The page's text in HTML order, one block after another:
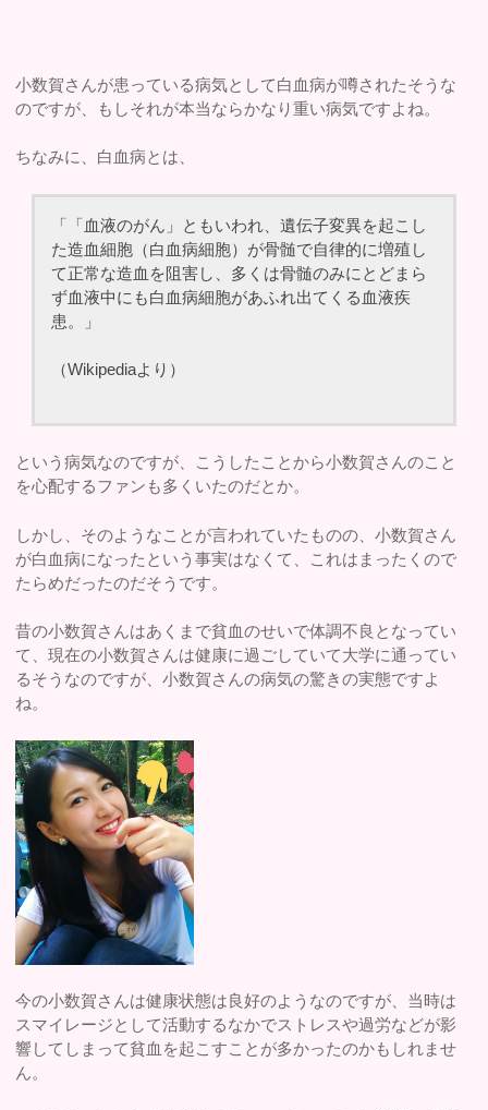
小数賀さんが患っている病気として白血病が噂されたそうな
のですが、もしそれが本当ならかなり重い病気ですよね。
ちなみに、白血病とは、
「「血液のがん」ともいわれ、遺伝子変異を起こし
た造血細胞（白血病細胞）が骨髄で自律的に増殖し
て正常な造血を阻害し、多くは骨髄のみにとどまら
ず血液中にも白血病細胞があふれ出てくる血液疾
患。」
（Wikipediaより）
という病気なのですが、こうしたことから小数賀さんのこと
を心配するファンも多くいたのだとか。
しかし、そのようなことが言われていたものの、小数賀さん
が白血病になったという事実はなくて、これはまったくので
たらめだったのだそうです。
昔の小数賀さんはあくまで貧血のせいで体調不良となってい
て、現在の小数賀さんは健康に過ごしていて大学に通ってい
るそうなのですが、小数賀さんの病気の驚きの実態ですよ
ね。
今の小数賀さんは健康状態は良好のようなのですが、当時は
スマイレージとして活動するなかでストレスや過労などが影
響してしまって貧血を起こすことが多かったのかもしれませ
ん。